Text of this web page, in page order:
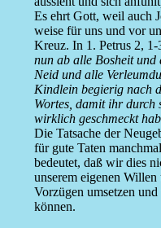
Es ehrt Gott, weil auch
weise für uns und vor
Kreuz. In 1. Petrus 2,
nun ab alle Bosheit
Neid und alle
Kindlein begierig nach
Wortes, damit ihr durch
wirklich geschmeckt
Die Tatsache der
für gute Taten
bedeutet, daß wir dies
unserem eigenen
Vorzügen umsetzen
können.